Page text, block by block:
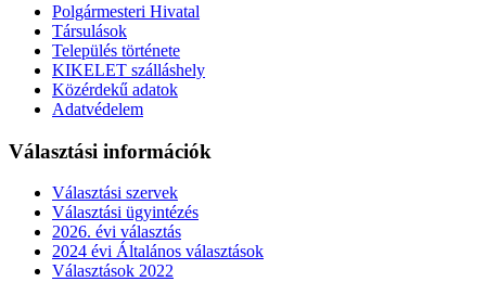
Polgármesteri Hivatal
Társulások
Település története
KIKELET szálláshely
Közérdekű adatok
Adatvédelem
Választási információk
Választási szervek
Választási ügyintézés
2026. évi választás
2024 évi Általános választások
Választások 2022